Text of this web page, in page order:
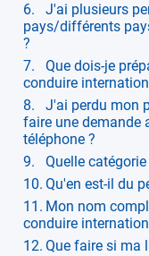
J'ai plusieurs
pays/différents
?
Que dois-je
conduire
J'ai perdu mon
faire une demande
téléphone ?
Quelle
Qu'en est-il du
Mon nom
conduire
Que faire si ma